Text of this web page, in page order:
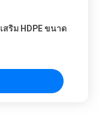
ริม HDPE ขนาด